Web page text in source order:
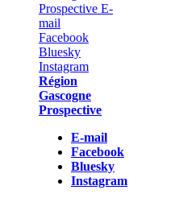
Région
Gascogne
Prospective
E-mail
Facebook
Bluesky
Instagram